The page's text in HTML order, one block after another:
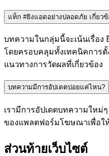
แท็ก #ยิงแอดอย่างปลอดภัย เกี่ยวข้
บทความในกลุ่มนี้จะเน้นเรื่อง
โดยครอบคลุมทั้งเทคนิคการ
แนวทางการวัดผลที่เกี่ยวข้อง
บทความมีการอัปเดตบ่อยแค่ไหน?
เรามีการอัปเดตบทความใหม่
ของแพลตฟอร์มโฆษณาเพื่อใ
ส่วนท้ายเว็บไซต์